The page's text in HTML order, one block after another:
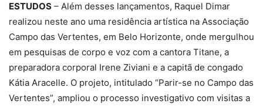
ESTUDOS – Além desses lançamentos, Raquel Dimar
realizou neste ano uma residência artística na Associação
Campo das Vertentes, em Belo Horizonte, onde mergulhou
em pesquisas de corpo e voz com a cantora Titane, a
preparadora corporal Irene Ziviani e a capitã de congado
Kátia Aracelle. O projeto, intitulado “Parir-se no Campo das
Vertentes”, ampliou o processo investigativo com visitas a